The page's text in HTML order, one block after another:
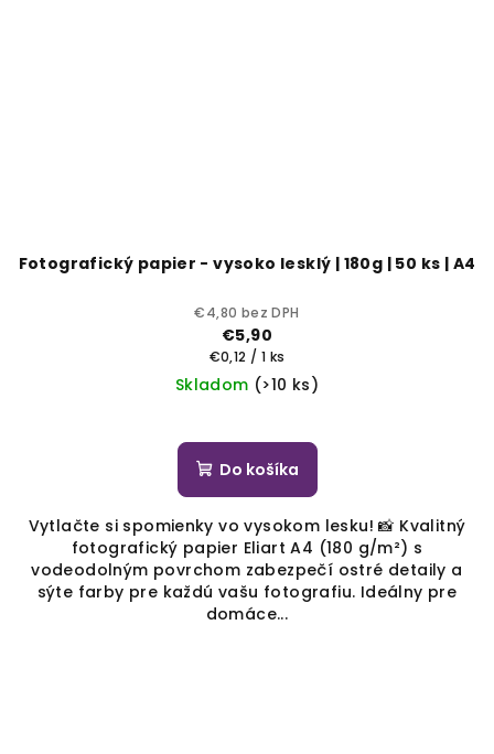
Fotografický papier - vysoko lesklý | 180g | 50 ks | A4
€4,80 bez DPH
€5,90
Jednotková
cena:
€0,12 / 1 ks
Skladom (>10 ks)
Do košíka
Vytlačte si spomienky vo vysokom lesku! 📸 Kvalitný
fotografický papier Eliart A4 (180 g/m²) s
vodeodolným povrchom zabezpečí ostré detaily a
sýte farby pre každú vašu fotografiu. Ideálny pre
domáce...